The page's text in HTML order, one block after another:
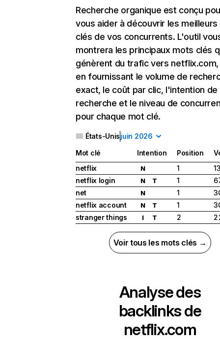
Recherche organique est conçu
vous aider à découvrir les
clés de vos concurrents. L'outil
montrera les principaux mots clés
génèrent du trafic vers
en fournissant le volume de
exact, le coût par clic, l'intention de
recherche et le niveau de
pour chaque mot clé.
États-Unisjuin 2026
Mot clé Intention Position
netflix
N 1
netflix login
N T 1
net
N 1
netflix account
N T 1
stranger things
I T 2 2
Voir tous les mots clés →
Analyse des
backlinks de
netflix.com